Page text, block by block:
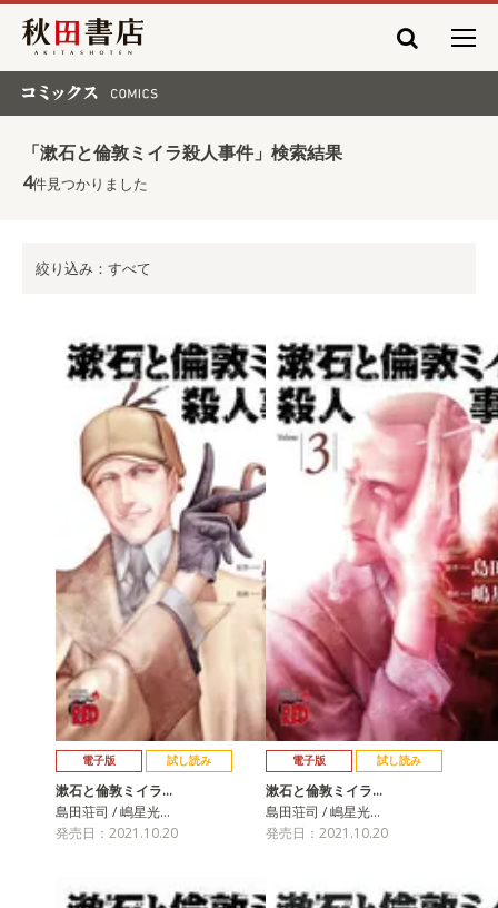
秋田書店
「漱石と倫敦ミイラ殺人事件」検索結果
4件見つかりました
絞り込み：すべて
電子版 試し読み
漱石と倫敦ミイラ…
島田荘司 / 嶋星光…
発売日：2021.10.20
電子版 試し読み
漱石と倫敦ミイラ…
島田荘司 / 嶋星光…
発売日：2021.10.20